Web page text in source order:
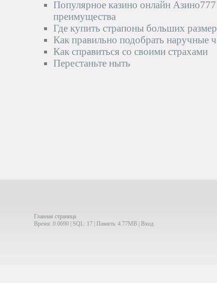
Популярное казино онлайн
преимущества
Где купить страпоны больших
Как правильно подобрать наручные
Как справиться со своими страхами
Перестаньте ныть
Главная страница
Время: 0.0690 | SQL: 17 | Память: 4.77MB Вход